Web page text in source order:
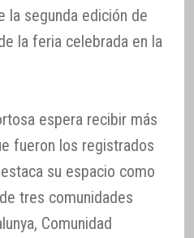
la segunda edición de
la feria celebrada en la
espera recibir más
fueron los registrados
su espacio como
tres comunidades
Comunidad